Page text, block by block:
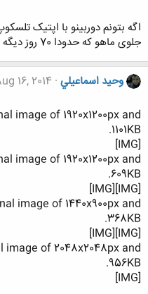
اگه بتونم دوربینو با اپتیک
جلوی ماهو که حدودا 70 روز دیگه اتفاق میوفته براتون آنلاین نمایش بدم
وحيد اسماعيلي 16, 2014
image of 1920x1200px and
1101KB.
[IMG]
image of 1920x1200px and
609KB.
[IMG][IMG]
image of 1440x900px and
368KB.
[IMG][IMG]
of 2048x2048px and
956KB.
[IMG]